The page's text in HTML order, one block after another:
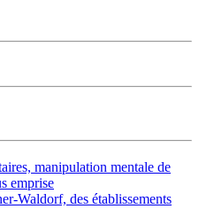
manipulation mentale de
emprise
Waldorf, des établissements